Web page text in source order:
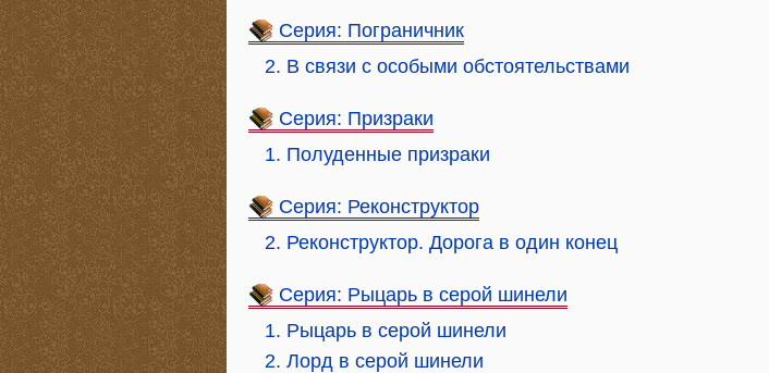
Серия: Пограничник
2. В связи с особыми обстоятельствами
Серия: Призраки
1. Полуденные призраки
Серия: Реконструктор
2. Реконструктор. Дорога в один конец
Серия: Рыцарь в серой шинели
1. Рыцарь в серой шинели
2. Лорд в серой шинели